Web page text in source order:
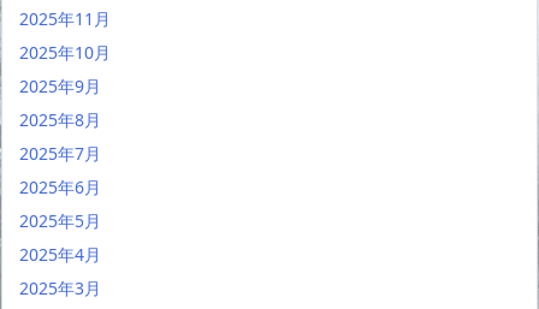
2025年11月
2025年10月
2025年9月
2025年8月
2025年7月
2025年6月
2025年5月
2025年4月
2025年3月